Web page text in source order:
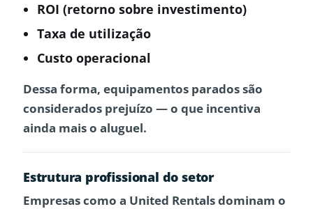
ROI (retorno sobre investimento)
Taxa de utilização
Custo operacional
Dessa forma, equipamentos parados são
considerados prejuízo — o que incentiva
ainda mais o aluguel.
Estrutura profissional do setor
Empresas como a United Rentalsdominam o